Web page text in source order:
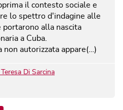
il contesto sociale e
lo spettro d'indagine alle
portarono alla nascita
a Cuba.
non autorizzata appare(…)
Di Sarcina